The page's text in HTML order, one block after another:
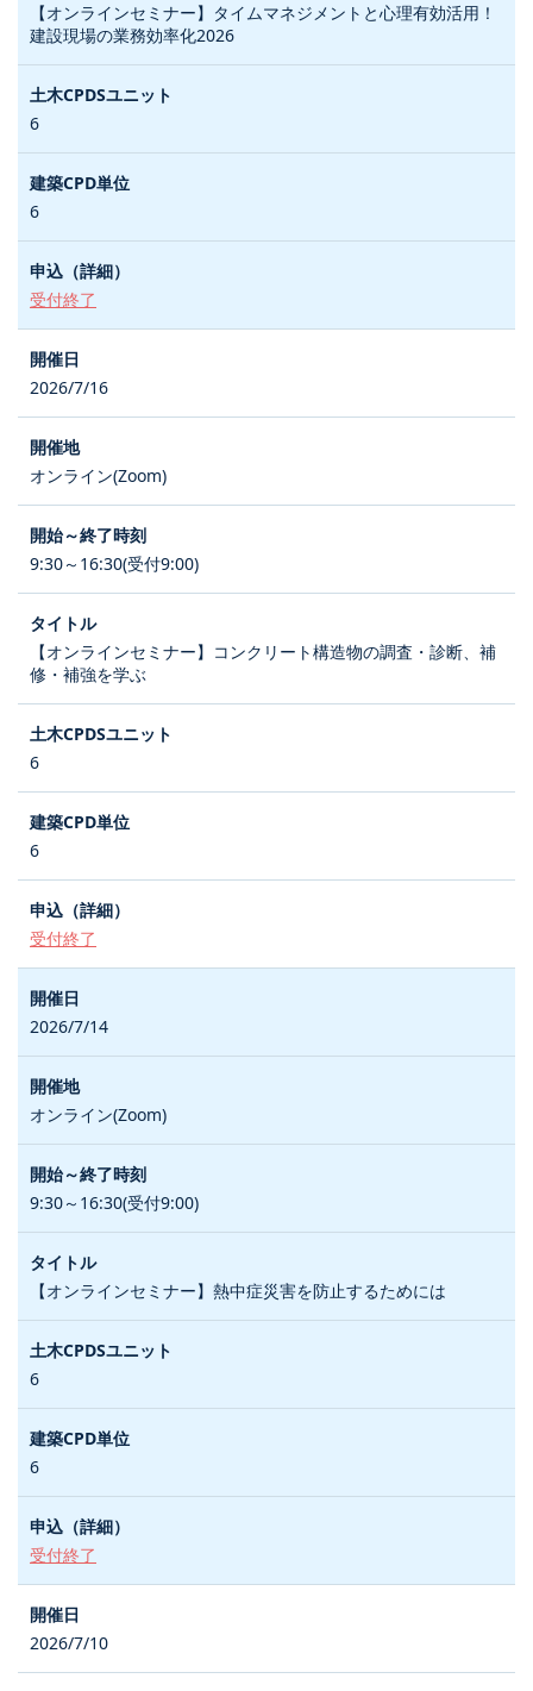
【オンラインセミナー】タイムマネジメントと心理有効活用！
建設現場の業務効率化2026
6
6
受付終了
2026/7/16
オンライン(Zoom)
9:30～16:30(受付9:00)
【オンラインセミナー】コンクリート構造物の調査・診断、補
修・補強を学ぶ
6
6
受付終了
2026/7/14
オンライン(Zoom)
9:30～16:30(受付9:00)
【オンラインセミナー】熱中症災害を防止するためには
6
6
受付終了
2026/7/10